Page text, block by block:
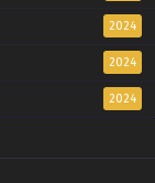
2024
2024
2024